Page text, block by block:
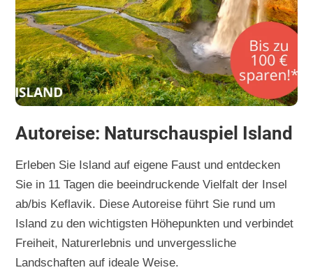
Autoreise: Naturschauspiel Island
Erleben Sie Island auf eigene Faust und entdecken
Sie in 11 Tagen die beeindruckende Vielfalt der Insel
ab/bis Keflavik. Diese Autoreise führt Sie rund um
Island zu den wichtigsten Höhepunkten und verbindet
Freiheit, Naturerlebnis und unvergessliche
Landschaften auf ideale Weise.